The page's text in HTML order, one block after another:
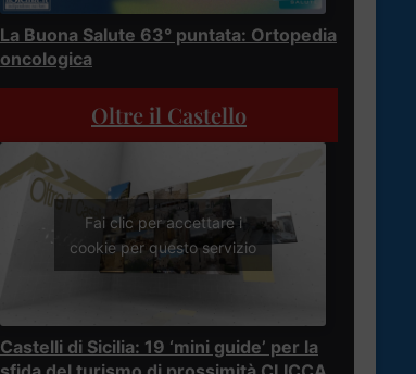
La Buona Salute 63° puntata: Ortopedia
oncologica
Oltre il Castello
Fai clic per accettare i
cookie per questo servizio
Castelli di Sicilia: 19 ‘mini guide’ per la